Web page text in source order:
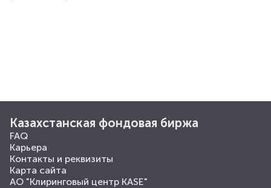
Казахстанская фондовая биржа
FAQ
Карьера
Контакты и реквизиты
Карта сайта
АО "Клиринговый центр KASE"